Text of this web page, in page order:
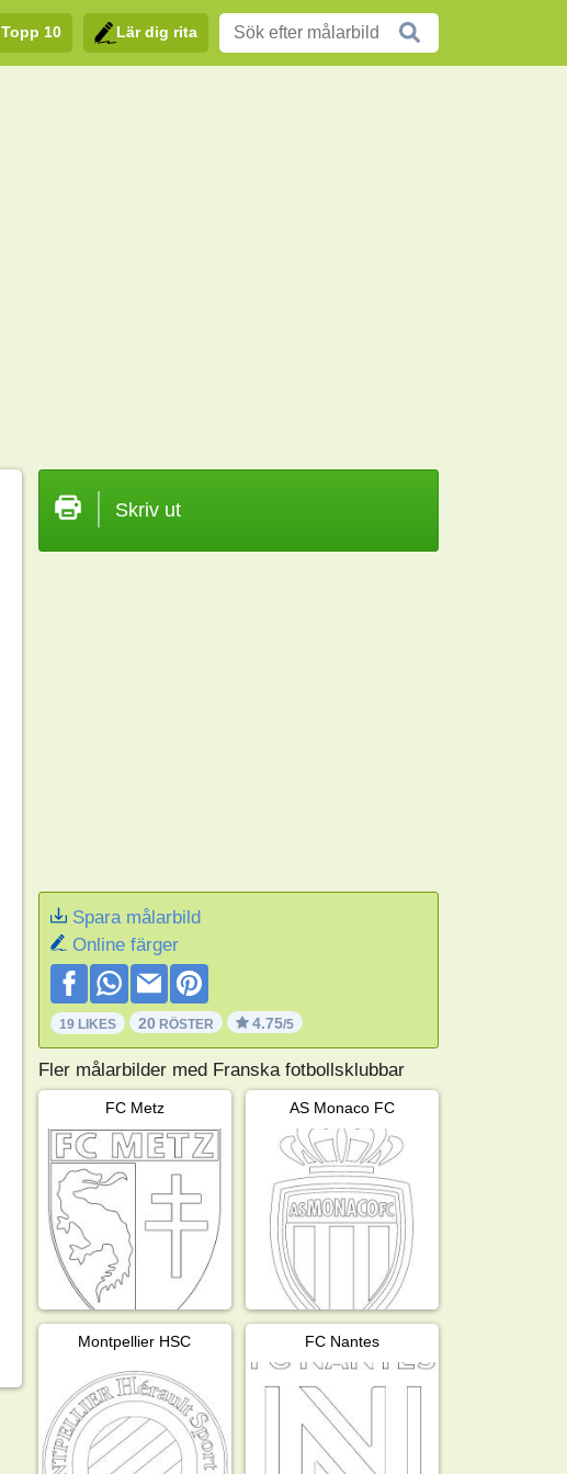
Topp 10 Lär dig rita
Skriv ut
Spara målarbild
Online färger
19 LIKES 20 RÖSTER 4.75/5
Fler målarbilder med Franska fotbollsklubbar
FC Metz AS Monaco FC
Montpellier HSC FC Nantes